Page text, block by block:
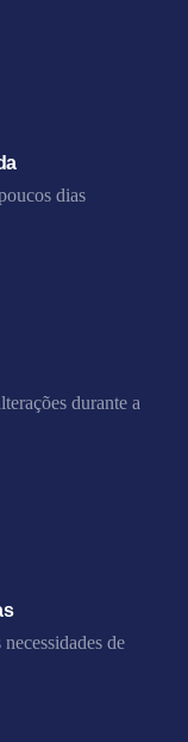
dias
durante a
de